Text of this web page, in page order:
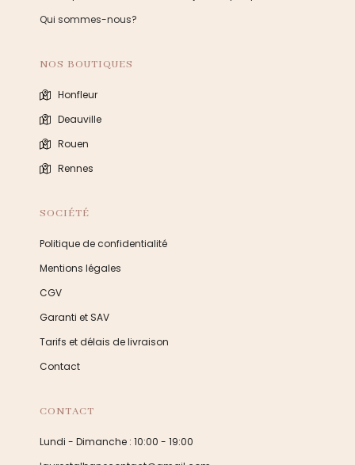
Qui sommes-nous?
NOS BOUTIQUES
Honfleur
Deauville
Rouen
Rennes
SOCIÉTÉ
Politique de confidentialité
Mentions légales
CGV
Garanti et SAV
Tarifs et délais de livraison
Contact
CONTACT
Lundi - Dimanche : 10:00 - 19:00